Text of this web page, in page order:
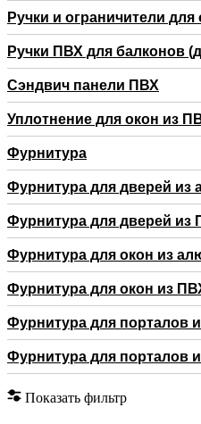
Ручки и ограничители для
Ручки ПВХ для балконов
Сэндвич панели ПВХ
Уплотнение для окон из
Фурнитура
Фурнитура для дверей из
Фурнитура для дверей из
Фурнитура для окон из
Фурнитура для окон из
Фурнитура для порталов
Фурнитура для порталов
Показать фильтр